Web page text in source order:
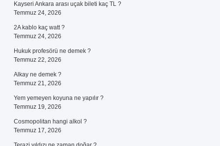
Kayseri Ankara arası uçak bileti kaç TL ?
Temmuz 24, 2026
2A kablo kaç watt ?
Temmuz 24, 2026
Hukuk profesörü ne demek ?
Temmuz 22, 2026
Alkay ne demek ?
Temmuz 21, 2026
Yem yemeyen koyuna ne yapılır ?
Temmuz 19, 2026
Cosmopolitan hangi alkol ?
Temmuz 17, 2026